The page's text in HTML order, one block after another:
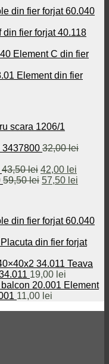
din fier forjat 60.040
din fier forjat 40.118
Element C din fier
Element din fier
scara 1206/1
3437800 32,00lei
43,50lei Prețul
inițial
42,00 lei
curent
59,50lei Prețul
59,50 lei.
57,50 lei
din fier forjat 60.040
Placuta din fier forjat
Teava
19,00 lei
Element
11,00 lei